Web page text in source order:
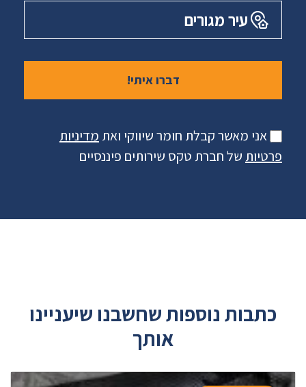
עיר מגורים
אני מאשר קבלת חומר שיווקי ואת מדיניות
פרטיות של חברת טקס שירותים פיננסיים
כתבות נוספות שחשבנו שיעניינו
אותך